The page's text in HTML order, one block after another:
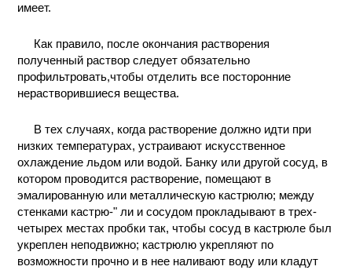
имеет.
Как правило, после окончания растворения
полученный раствор следует обязательно
профильтровать,чтобы отделить все посторонние
нерастворившиеся вещества.
В тех случаях, когда растворение должно идти при
низких температурах, устраивают искусственное
охлаждение льдом или водой. Банку или другой сосуд, в
котором проводится растворение, помещают в
эмалированную или металлическую кастрюлю; между
стенками кастрю-" ли и сосудом прокладывают в трех-
четырех местах пробки так, чтобы сосуд в кастрюле был
укреплен неподвижно; кастрюлю укрепляют по
возможности прочно и в нее наливают воду или кладут